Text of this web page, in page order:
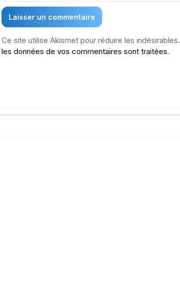
Ce site utilise Akismet pour réduire les indésirables.
les données de vos commentaires sont traitées.